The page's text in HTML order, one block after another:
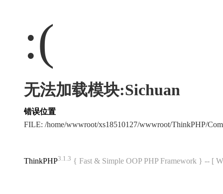
:(
无法加载模块:Sichuan
错误位置
FILE: /home/wwwroot/xs18510127/wwwroot/ThinkPHP/
ThinkPHP3.1.3 { Fast & Simple OOP PHP Framework } -- [